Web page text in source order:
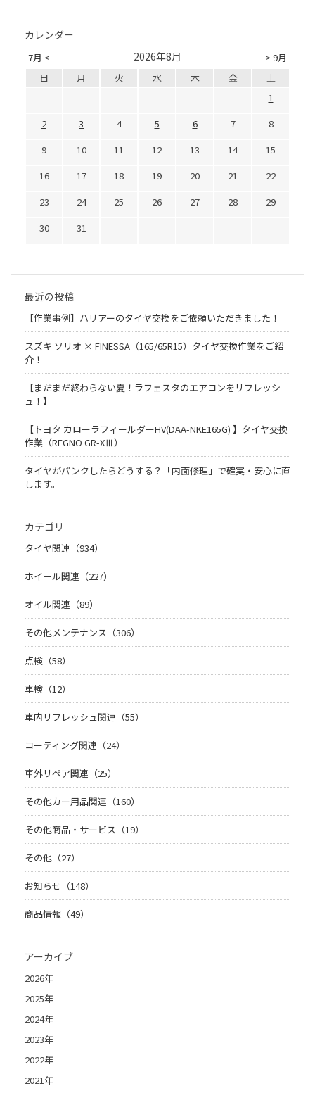
カレンダー
7月 < > 9月
2026年8月
日 月 火 水 木 金
土
1
2
3 4 5 6 7
8
9
10 11 12 13 14
15
16
17 18 19 20 21
22
23
24 25 26 27 28
29
30
31
最近の投稿
【作業事例】ハリアーのタイヤ交換をご依頼いただきました！
スズキ ソリオ × FINESSA（165/65R15）タイヤ交換作業をご紹
介！
【まだまだ終わらない夏！ラフェスタのエアコンをリフレッシ
ュ！】
【トヨタ カローラフィールダーHV(DAA-NKE165G) 】タイヤ交換
作業（REGNO GR-XⅢ）
タイヤがパンクしたらどうする？「内面修理」で確実・安心に直
します。
カテゴリ
タイヤ関連（934）
ホイール関連（227）
オイル関連（89）
その他メンテナンス（306）
点検（58）
車検（12）
車内リフレッシュ関連（55）
コーティング関連（24）
車外リペア関連（25）
その他カー用品関連（160）
その他商品・サービス（19）
その他（27）
お知らせ（148）
商品情報（49）
アーカイブ
2026年
2025年
2024年
2023年
2022年
2021年